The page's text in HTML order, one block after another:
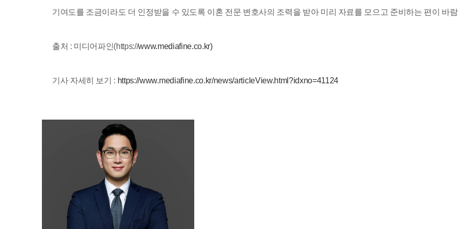
기여도를 조금이라도 더 인정받을 수 있도록 이혼 전문 변호사의 조력을 받아 미리 자료를 모으고 준비하는 편이 바
출처 : 미디어파인(https://www.mediafine.co.kr)
기사 자세히 보기 : https://www.mediafine.co.kr/news/articleView.html?idxno=41124